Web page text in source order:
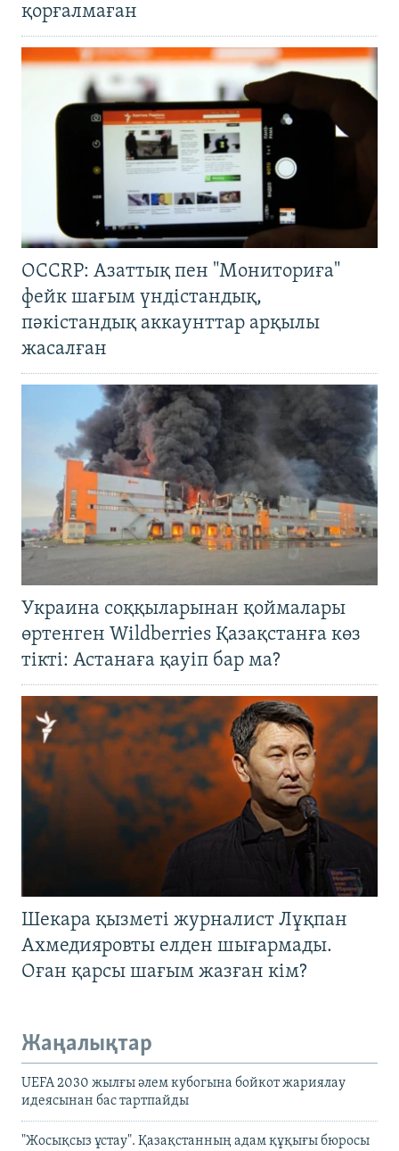
қорғалмаған
OCCRP: Азаттық пен "Мониториға"
фейк шағым үндістандық,
пәкістандық аккаунттар арқылы
жасалған
Украина соққыларынан қоймалары
өртенген Wildberries Қазақстанға көз
тікті: Астанаға қауіп бар ма?
Шекара қызметі журналист Лұқпан
Ахмедияровты елден шығармады.
Оған қарсы шағым жазған кім?
Жаңалықтар
UEFA 2030 жылғы әлем кубогына бойкот жариялау
идеясынан бас тартпайды
"Жосықсыз ұстау". Қазақстанның адам құқығы бюросы